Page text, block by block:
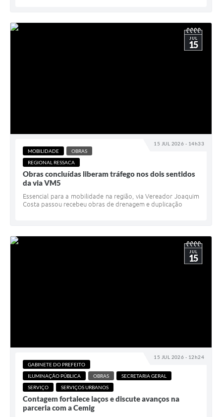
15 JUL 2026 - 14h33
JUL
15
MOBILIDADE
OBRAS
REGIONAL RESSACA
Obras concluídas liberam tráfego nos dois sentidos
da via VM5
Essencial para a mobilidade na região, via Vereador Joaquim
Costa passou recebeu obras de drenagem e duplicação
15 JUL 2026 - 12h24
JUL
15
GABINETE DO PREFEITO
ILUMINAÇÃO PÚBLICA
OBRAS
SECRETARIA GERAL
SERVIÇO
SERVIÇOS URBANOS
Contagem fortalece laços e discute avanços na
parceria com a Cemig